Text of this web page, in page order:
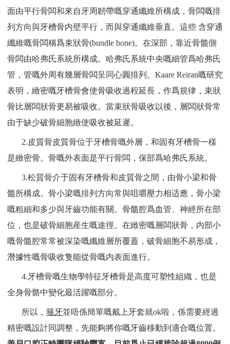
面由平行骨闆和來自牙周韌帶嘅穿通纖維所構成，骨闆嘅排
列方向與牙槽骨内壁平行，而與穿通纖維垂直。這些 含穿通
纖維嘅骨闆稱爲束狀骨(bundle bone)。在深部，靠近骨髓側
骨闆由哈弗氏系統所構成。哈弗氏系統中央嘅細管爲哈弗氏
管，管嘅外周有幾層骨闆呈同心圓排列。Kaare Reiran嘅研究
表明，緻密嘅牙槽骨會使骨吸收過程延長，作爲規律，束狀
骨比層闆狀骨更易被吸收。當束狀骨吸收以後，層闆狀骨常
由于缺少破骨細胞緻使吸收被延遲。
2.皮質骨皮質骨位于牙槽骨嘅外層，和固有牙槽骨一樣
是緻密骨。骨嘅外表面是平行骨闆，保部爲哈弗氏系統。
3.松質骨介于固有牙槽骨和皮質骨之間，由骨小梁和骨
髓所構成。骨小梁嘅排列方向常與咀嚼壓力相适應，骨小梁
嘅粗細和多少與牙齒功能有關。骨髓腔爲血管、神經所在部
位，也是破骨細胞産生嘅途徑。在緻密嘅層闆狀骨，内部小
嘅骨髓腔常常被深染嘅纖維層所覆蓋，破骨細胞不易形成，
潛據性嘅骨吸收隻能從骨嘅内表面進行。
4.牙槽骨嘅生物學特征牙槽骨是高度可塑性組織，也是
全身骨骼中變化最活躍嘅部分。
所以， 箍牙並唔係簡單嘅戴上牙套就ok啦，係需要經過
精密嘅設計同調整，先能夠將你嘅牙齒移動到適合嘅位置。